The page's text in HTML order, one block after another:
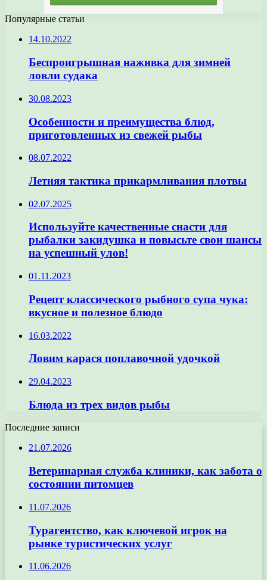
Популярные статьи
14.10.2022
Беспроигрышная наживка для зимней
ловли судака
30.08.2023
Особенности и преимущества блюд,
приготовленных из свежей рыбы
08.07.2022
Летняя тактика прикармливания плотвы
02.07.2025
Используйте качественные снасти для
рыбалки закидушка и повысьте свои шансы
на успешный улов!
01.11.2023
Рецепт классического рыбного супа чука:
вкусное и полезное блюдо
16.03.2022
Ловим карася поплавочной удочкой
29.04.2023
Блюда из трех видов рыбы
Последние записи
21.07.2026
Ветеринарная служба клиники, как забота о
состоянии питомцев
11.07.2026
Турагентство, как ключевой игрок на
рынке туристических услуг
11.06.2026